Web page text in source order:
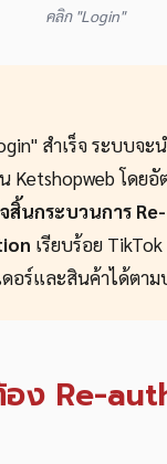
คลิก "Login"
สำเร็จ ระบบจะ
Ketshopweb โดย
จสิ้นกระบวนการ Re-
เรียบร้อย
ดอร์และสินค้าได้ตา
อง Re-